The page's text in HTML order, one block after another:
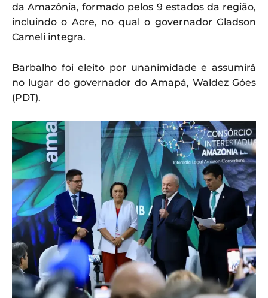
da Amazônia, formado pelos 9 estados da região,
incluindo o Acre, no qual o governador Gladson
Cameli integra.
Barbalho foi eleito por unanimidade e assumirá
no lugar do governador do Amapá, Waldez Góes
(PDT).